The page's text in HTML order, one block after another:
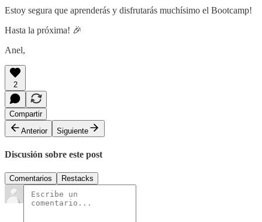
Estoy segura que aprenderás y disfrutarás muchísimo el Bootcamp!
Hasta la próxima! 🎉
Anel,
2
Compartir
Anterior
Siguiente
Discusión sobre este post
Comentarios Restacks